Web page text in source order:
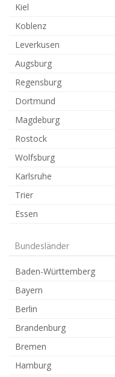
Kiel
Koblenz
Leverkusen
Augsburg
Regensburg
Dortmund
Magdeburg
Rostock
Wolfsburg
Karlsruhe
Trier
Essen
Bundesländer
Baden-Württemberg
Bayern
Berlin
Brandenburg
Bremen
Hamburg